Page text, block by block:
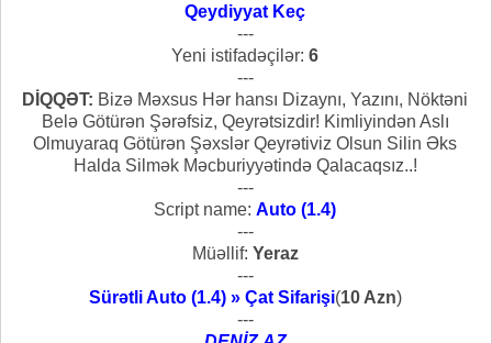
Qeydiyyat Keç
---
Yeni istifadəçilər: 6
---
DİQQƏT: Bizə Məxsus Hər hansı Dizaynı, Yazını, Nöktəni
Belə Götürən Şərəfsiz, Qeyrətsizdir! Kimliyindən Aslı
Olmuyaraq Götürən Şəxslər Qeyrətiviz Olsun Silin Əks
Halda Silmək Məcburiyyətində Qalacaqsız..!
---
Script name: Auto (1.4)
---
Müəllif: Yeraz
---
Sürətli Auto (1.4) » Çat Sifarişi(10 Azn)
---